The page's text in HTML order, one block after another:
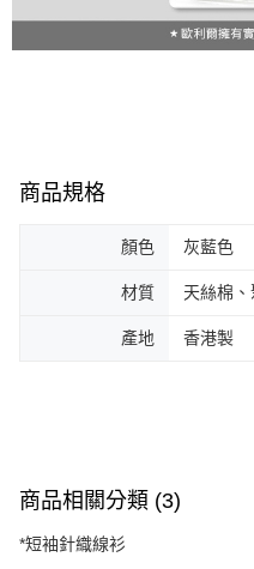
商品規格
顏色 灰藍色
材質 天絲棉
產地 香港製
商品相關分類 (3)
*短袖針織線衫